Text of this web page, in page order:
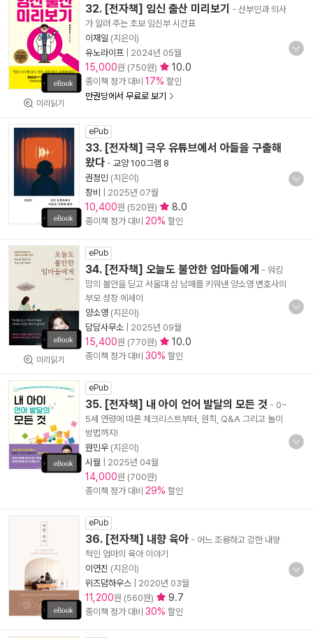
미리읽기
32. [전자책] 임신 출산 미리보기
- 산부인과 의사
가 알려 주는 초보 임신부 시간표
이재일 (지은이)
유노라이프
2024년 05월
15,000원 (750원) 10.0
종이책 정가 대비 17% 할인
만권당에서 무료로 보기
ePub
33. [전자책] 극우 유튜브에서 아들을 구출해
왔다 - 교양 100그램 8
권정민 (지은이)
창비
2025년 07월
10,400원 (520원) 8.0
종이책 정가 대비 20% 할인
미리읽기
ePub
34. [전자책] 오늘도 불안한 엄마들에게 - 워킹
맘의 불안을 딛고 서울대 삼 남매를 키워낸 양소영 변호사의
부모 성장 에세이
양소영 (지은이)
담담사무소
2025년 09월
15,400원 (770원) 10.0
종이책 정가 대비 30% 할인
ePub
35. [전자책] 내 아이 언어 발달의 모든 것 - 0~
5세 연령에 따른 체크리스트부터, 원칙, Q&A 그리고 놀이
방법까지!
원민우 (지은이)
시월
2025년 04월
14,000원 (700원)
종이책 정가 대비 29% 할인
ePub
36. [전자책] 내향 육아 - 어느 조용하고 강한 내향
적인 엄마의 육아 이야기
이연진 (지은이)
위즈덤하우스
2020년 03월
11,200원 (560원) 9.7
종이책 정가 대비 30% 할인